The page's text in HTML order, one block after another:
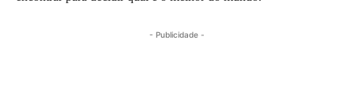
- Publicidade -